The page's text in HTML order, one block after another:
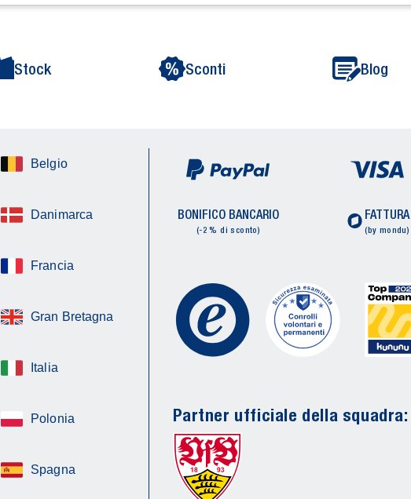
Stock Sconti Blog
Belgio
Danimarca
Francia
Gran Bretagna
Italia
Polonia
Spagna
BONIFICO BANCARIO
(-2 % di sconto)
FATTURA
(by mondu)
Partner ufficiale della squadra: